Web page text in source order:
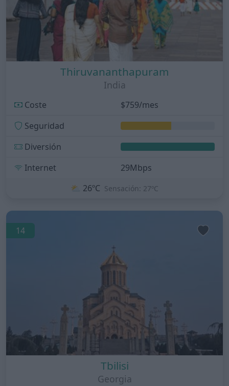
Thiruvananthapuram
India
Coste
$759/mes
Seguridad
Diversión
Internet
29Mbps
⛅ 26ºC Sensación: 27ºC
14
Tbilisi
Georgia